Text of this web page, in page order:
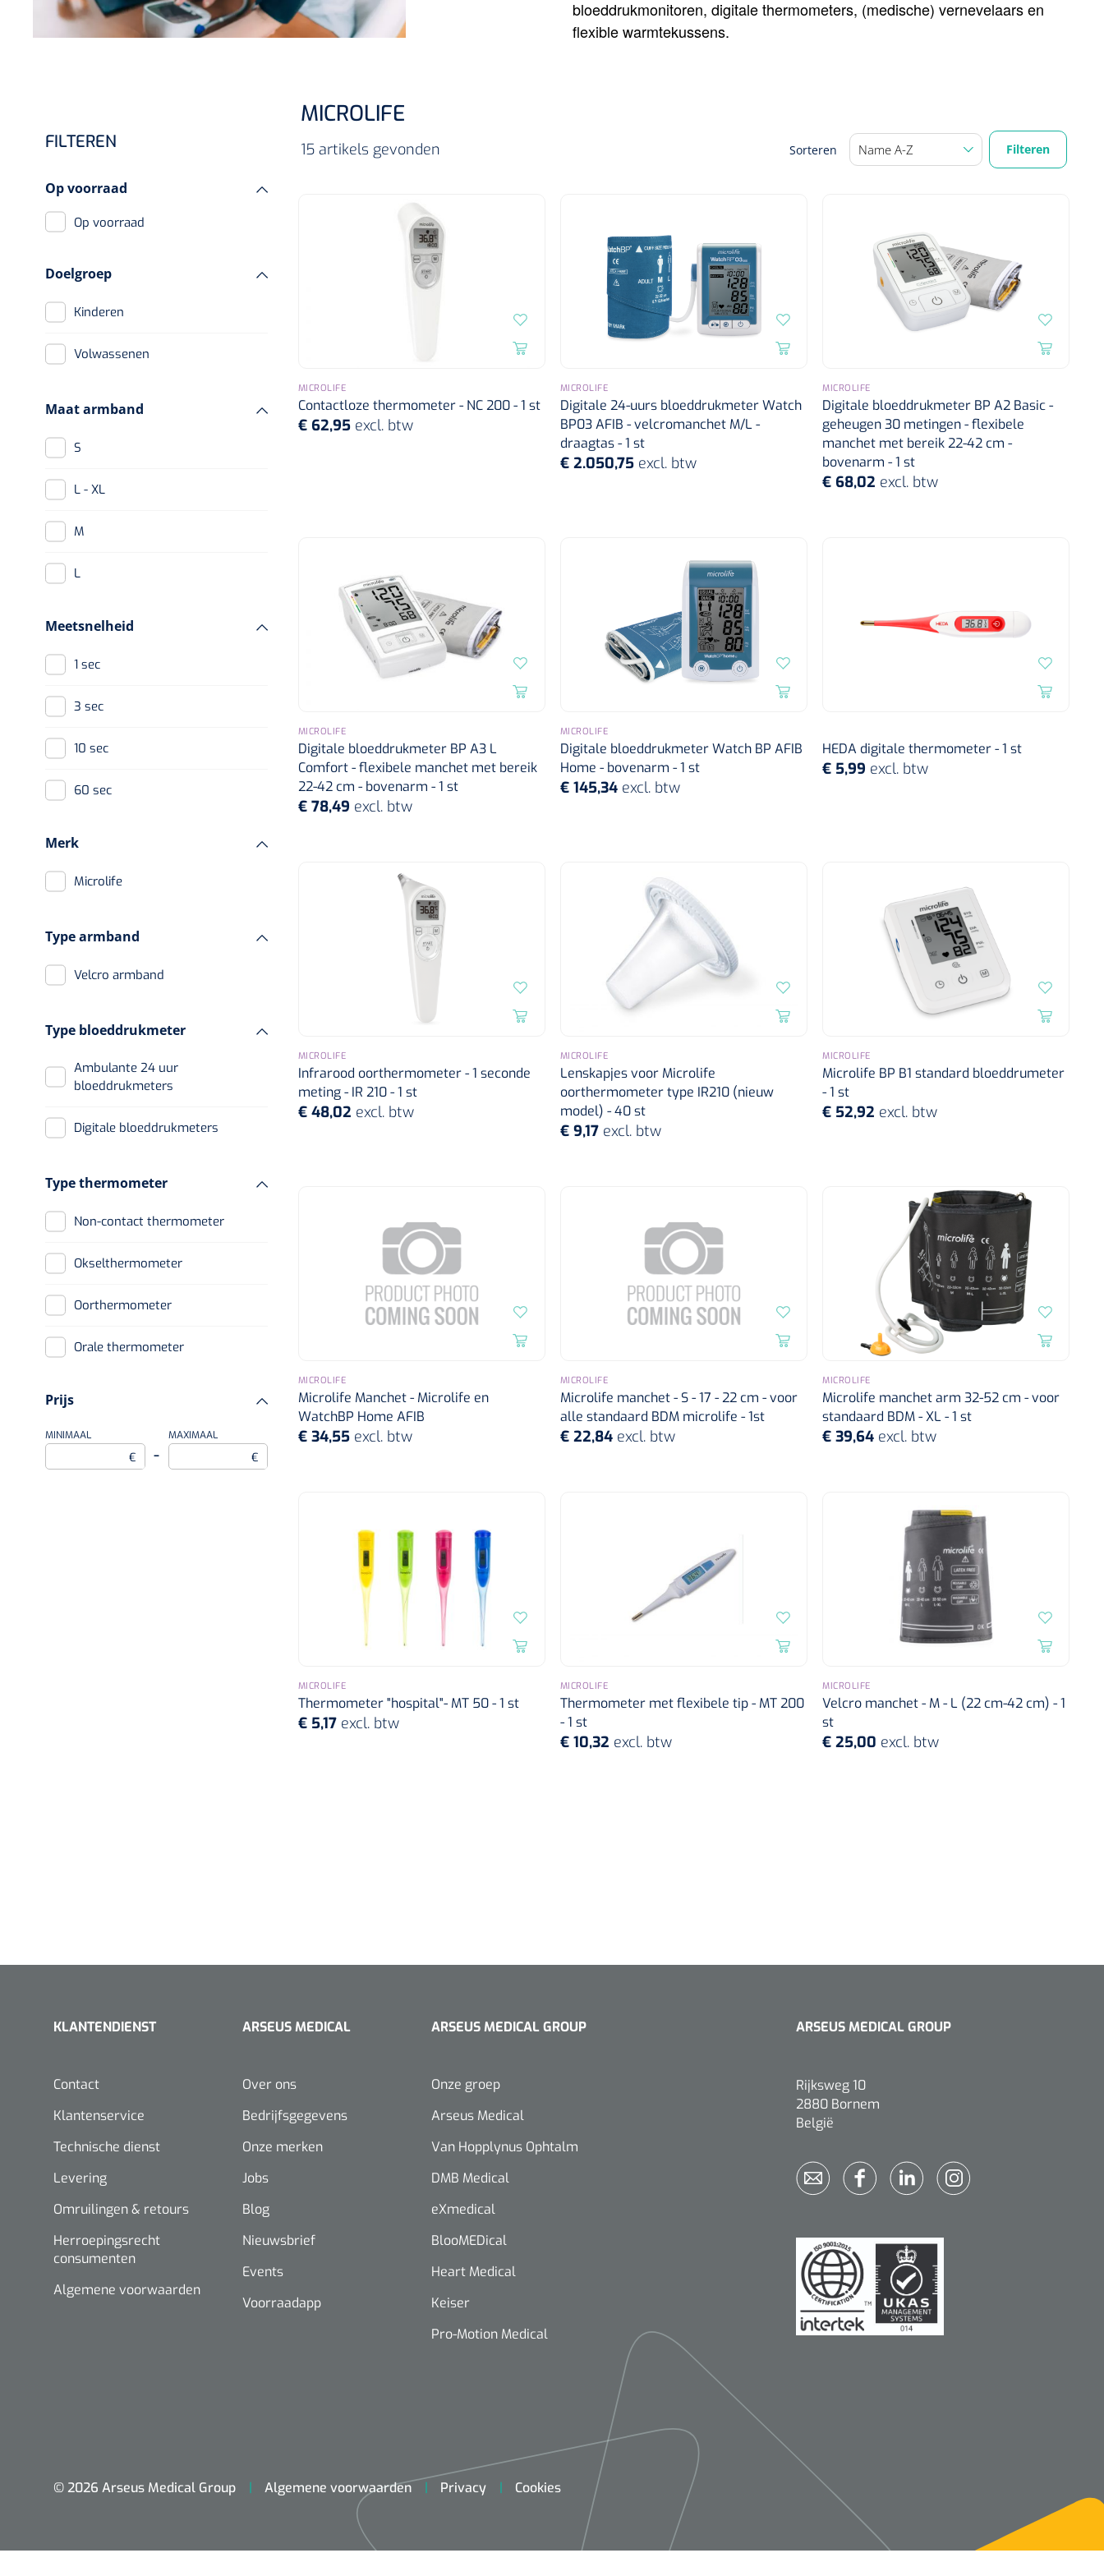
Incontinentiezorg
Injectiemateriaal
Wondzorg
bloeddrukmonitoren, digitale thermometers, (medische) vernevelaars en
flexible warmtekussens.
FILTEREN
Op voorraad
Op voorraad
Doelgroep
Kinderen
Volwassenen
Maat armband
S
L - XL
M
L
Meetsnelheid
1 sec
3 sec
10 sec
60 sec
Merk
Microlife
Type armband
Velcro armband
Type bloeddrukmeter
Ambulante 24 uur
bloeddrukmeters
Digitale bloeddrukmeters
Type thermometer
Non-contact thermometer
Okselthermometer
Oorthermometer
Orale thermometer
Prijs
MINIMAAL
€ –
MAXIMAAL
€
MICROLIFE
15 artikels gevonden Sorteren Filteren
MICROLIFE
Contactloze thermometer - NC 200 - 1 st
€ 62,95 excl. btw
MICROLIFE
Digitale 24-uurs bloeddrukmeter Watch
BP03 AFIB - velcromanchet M/L -
draagtas - 1 st
€ 2.050,75 excl. btw
MICROLIFE
Digitale bloeddrukmeter BP A2 Basic -
geheugen 30 metingen - flexibele
manchet met bereik 22-42 cm -
bovenarm - 1 st
€ 68,02 excl. btw
MICROLIFE
Digitale bloeddrukmeter BP A3 L
Comfort - flexibele manchet met bereik
22-42 cm - bovenarm - 1 st
€ 78,49 excl. btw
MICROLIFE
Digitale bloeddrukmeter Watch BP AFIB
Home - bovenarm - 1 st
€ 145,34 excl. btw
HEDA digitale thermometer - 1 st
€ 5,99 excl. btw
MICROLIFE
Infrarood oorthermometer - 1 seconde
meting - IR 210 - 1 st
€ 48,02 excl. btw
MICROLIFE
Lenskapjes voor Microlife
oorthermometer type IR210 (nieuw
model) - 40 st
€ 9,17 excl. btw
MICROLIFE
Microlife BP B1 standard bloeddrumeter
- 1 st
€ 52,92 excl. btw
MICROLIFE
Microlife Manchet - Microlife en
WatchBP Home AFIB
€ 34,55 excl. btw
MICROLIFE
Microlife manchet - S - 17 - 22 cm - voor
alle standaard BDM microlife - 1st
€ 22,84 excl. btw
MICROLIFE
Microlife manchet arm 32-52 cm - voor
standaard BDM - XL - 1 st
€ 39,64 excl. btw
MICROLIFE
Thermometer "hospital"- MT 50 - 1 st
€ 5,17 excl. btw
MICROLIFE
Thermometer met flexibele tip - MT 200
- 1 st
€ 10,32 excl. btw
MICROLIFE
Velcro manchet - M - L (22 cm-42 cm) - 1
st
€ 25,00 excl. btw
KLANTENDIENST
Contact
Klantenservice
Technische dienst
Levering
Omruilingen & retours
Herroepingsrecht
consumenten
Algemene voorwaarden
ARSEUS MEDICAL
Over ons
Bedrijfsgegevens
Onze merken
Jobs
Blog
Nieuwsbrief
Events
Voorraadapp
ARSEUS MEDICAL GROUP
Onze groep
Arseus Medical
Van Hopplynus Ophtalm
DMB Medical
eXmedical
BlooMEDical
Heart Medical
Keiser
Pro-Motion Medical
ARSEUS MEDICAL GROUP
Rijksweg 10
2880 Bornem
België
© 2026 Arseus Medical Group Algemene voorwaarden Privacy Cookies